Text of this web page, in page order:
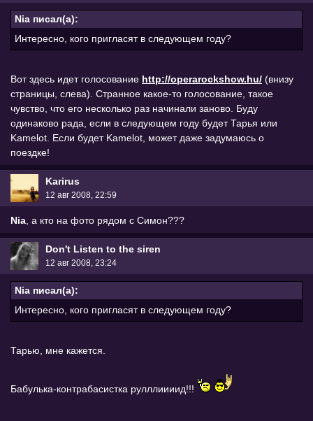
Nia писал(а):
Интересно, кого пригласят в следующем году?
Вот здесь идет голосование http://operarockshow.hu/ (внизу
страницы, слева). Странное какое-то голосование, такое
чувство, что его несколько раз начинали заново. Буду
одинаково рада, если в следующем году будет Тарья или
Kamelot. Если будет Kamelot, может даже задумаюсь о
поездке!
Karirus
12 авг 2008, 22:59
Nia , а кто на фото рядом с Симон???
Don't Listen to the siren
12 авг 2008, 23:24
Nia писал(а):
Интересно, кого пригласят в следующем году?
Тарью, мне кажется.
Бабулька-контрабасистка рулллиииид!!!